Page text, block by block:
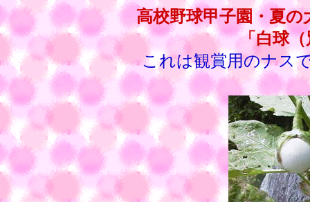
高校野球甲子園・夏
「白球
これは観賞用のナス